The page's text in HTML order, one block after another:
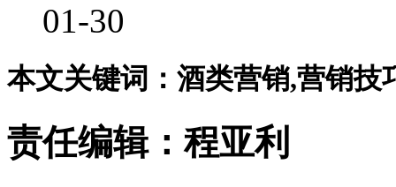
01-30
本文关键词：酒类营销,营销技
责任编辑：程亚利